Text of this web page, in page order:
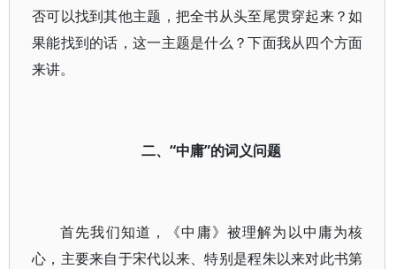
否可以找到其他主题，把全书从头至尾贯穿起来？如
果能找到的话，这一主题是什么？下面我从四个方面
来讲。
二、“中庸”的词义问题
首先我们知道，《中庸》被理解为以中庸为核
心，主要来自于宋代以来、特别是程朱以来对此书第